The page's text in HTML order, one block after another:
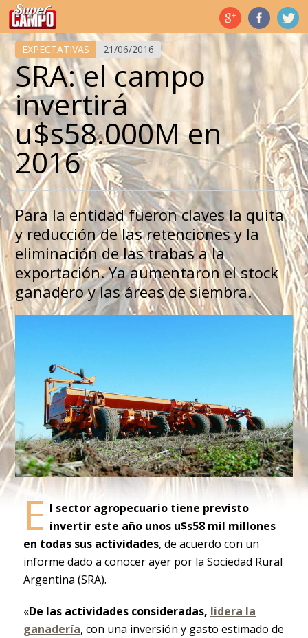
Temas de hoy
EXPECTATIVAS 21/06/2016
SRA: el campo
invertirá
u$s58.000M en
2016
Para la entidad fueron claves la quita
y reducción de las retenciones y la
eliminación de las trabas a la
exportación. Ya aumentaron el stock
ganadero y las áreas de siembra.
E l sector agropecuario tiene previsto
invertir este año unos u$s58 mil millones
en todas sus actividades, de acuerdo con un
informe dado a conocer ayer por la Sociedad Rural
Argentina (SRA).
«De las actividades consideradas, lidera la
ganadería, con una inversión y gasto estimado de